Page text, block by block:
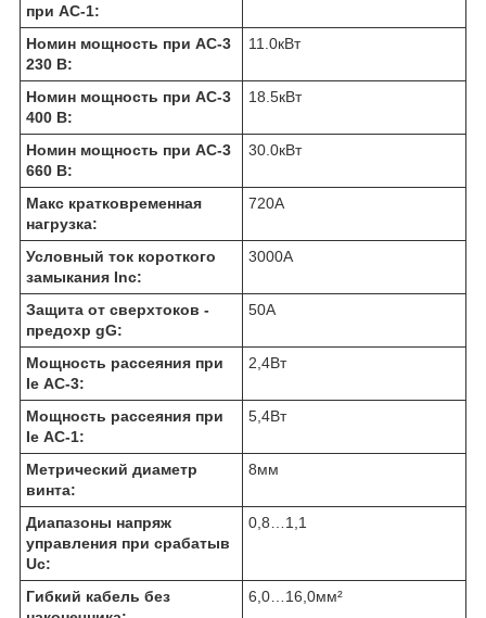
при АС-1:
Номин мощность при AC-3
230 В:
11.0кВт
Номин мощность при AC-3
400 В:
18.5кВт
Номин мощность при AC-3
660 В:
30.0кВт
Макс кратковременная
нагрузка:
720А
Условный ток короткого
замыкания Inc:
3000А
Защита от сверхтоков -
предохр gG:
50А
Мощность рассеяния при
Ie АС-3:
2,4Вт
Мощность рассеяния при
Ie АС-1:
5,4Вт
Метрический диаметр
винта:
8мм
Диапазоны напряж
управления при срабатыв
Uc:
0,8…1,1
Гибкий кабель без
6,0…16,0мм²